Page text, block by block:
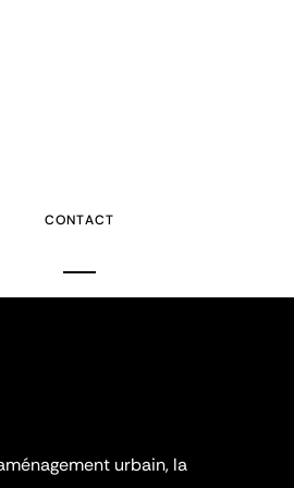
CONTACT
urbain, la